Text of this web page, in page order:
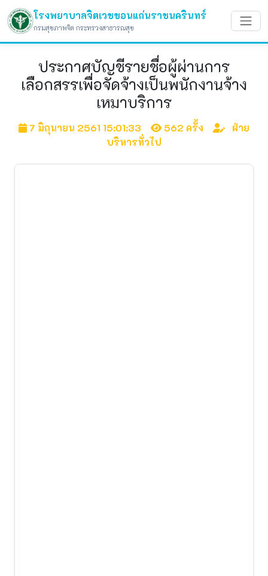
โรงพยาบาลจิตเวชขอนแก่นราชนครินทร์
กรมสุขภาพจิต กระทรวงสาธารณสุข
ประกาศบัญชีรายชื่อผู้ผ่านการ
เลือกสรรเพื่อจัดจ้างเป็นพนักงานจ้าง
เหมาบริการ
7 มิถุนายน 2561 15:01:33 562 ครั้ง
ฝ่าย
บริหารทั่วไป